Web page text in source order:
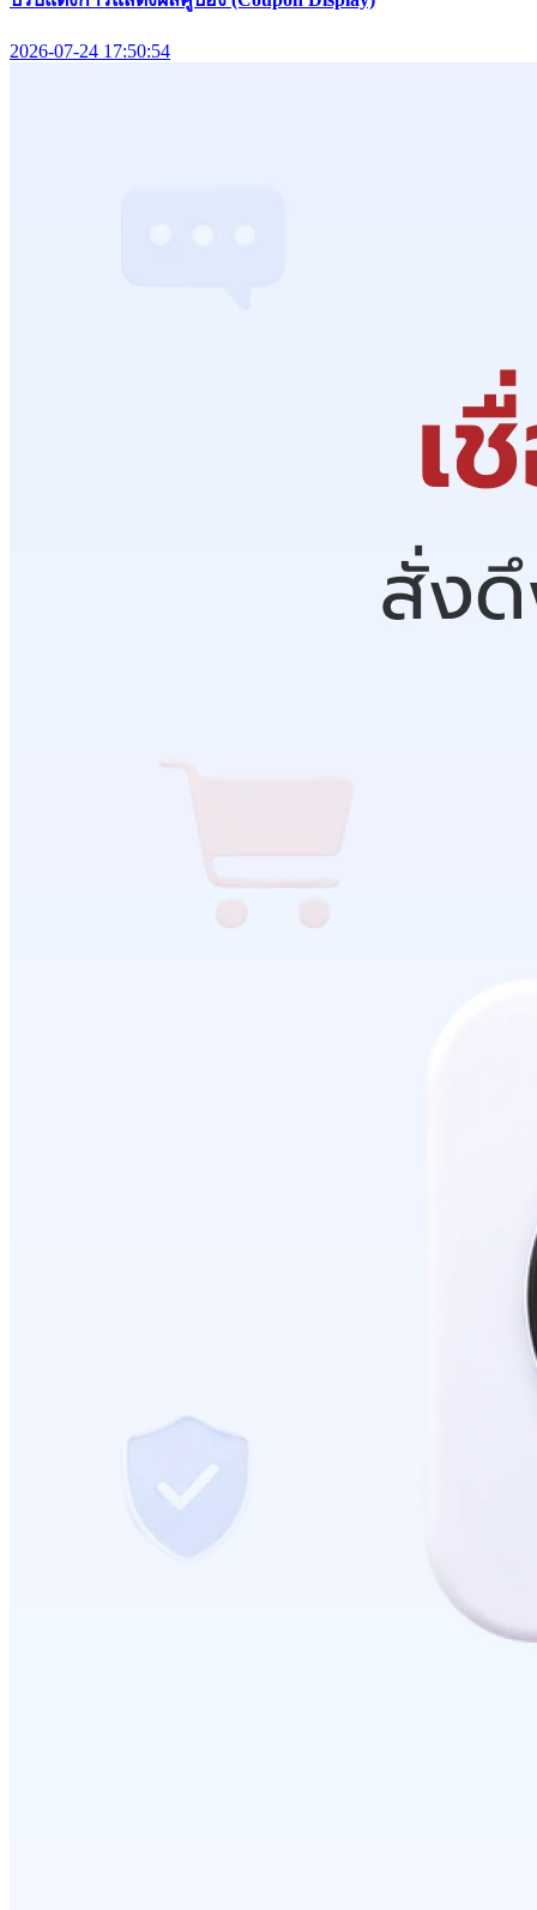
2026-07-24 17:50:54